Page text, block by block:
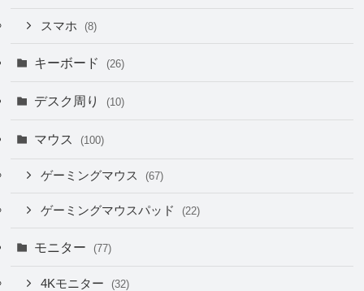
スマホ (8)
キーボード (26)
デスク周り (10)
マウス (100)
ゲーミングマウス (67)
ゲーミングマウスパッド (22)
モニター (77)
4Kモニター (32)